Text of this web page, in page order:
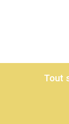
Tout